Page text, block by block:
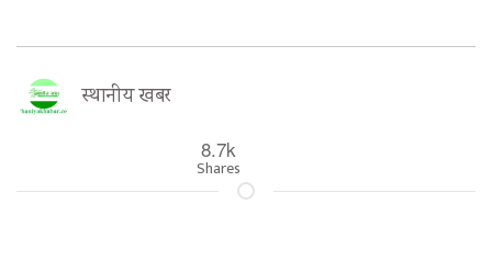
स्थानीय खबर
8.7k
Shares